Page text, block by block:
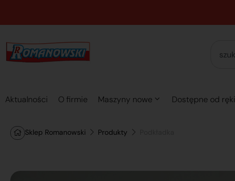
Aktualności O firmie Maszyny nowe Dostępne od ręki
Sklep Romanowski Produkty